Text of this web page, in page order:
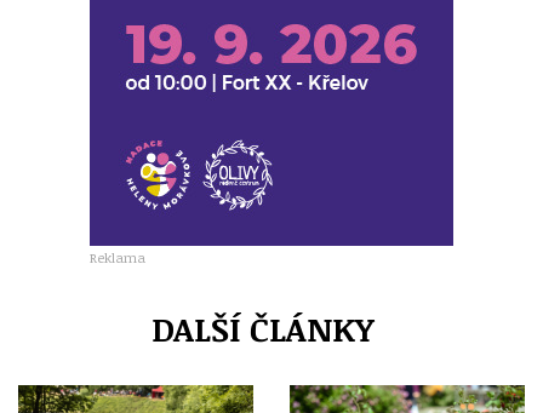
Reklama
DALŠÍ ČLÁNKY